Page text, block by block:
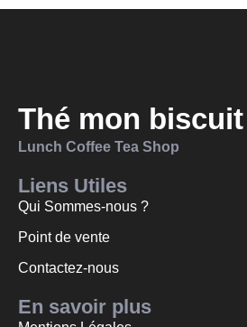
Thé mon biscuit
Lunch Coffee Tea Shop
Liens Utiles
Qui Sommes-nous ?
Point de vente
Contactez-nous
En savoir plus